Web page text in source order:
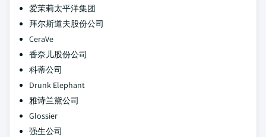
爱茉莉太平洋集团
拜尔斯道夫股份公司
CeraVe
香奈儿股份公司
科蒂公司
Drunk Elephant
雅诗兰黛公司
Glossier
强生公司